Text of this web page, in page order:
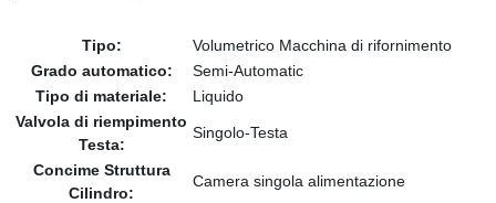
Tipo:
Volumetrico Macchina di rifornimento
Grado automatico:
Semi-Automatic
Tipo di materiale:
Liquido
Valvola di riempimento
Testa:
Singolo-Testa
Concime Struttura
Cilindro:
Camera singola alimentazione